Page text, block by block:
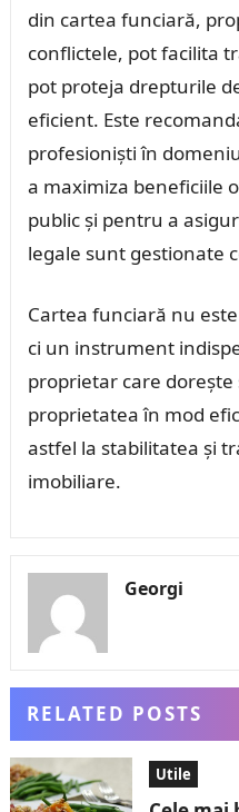
din cartea funciară,
conflictele, pot facilita
pot proteja drepturile
eficient. Este
profesioniști în
a maximiza beneficiile
public și pentru a
legale sunt gestionate
Cartea funciară nu
ci un instrument
proprietar care dorește
proprietatea în mod
astfel la stabilitatea și
imobiliare.
Georgi
RELATED POSTS
Utile